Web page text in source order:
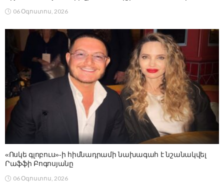
06 Օգոստոս, 2026
«Ոսկե գլոբուս»-ի հիմնադրամի նախագահ է նշանակվել
Րաֆֆի Բոգոսյանը
06 Օգոստոս, 2026